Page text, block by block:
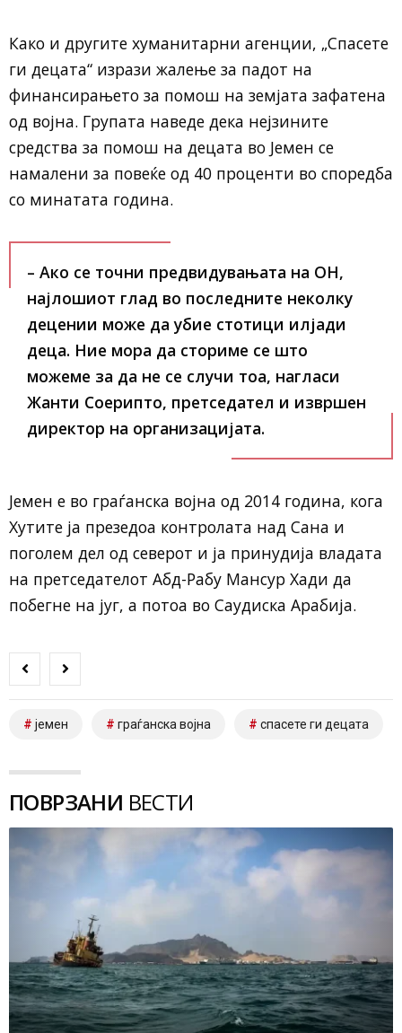
Како и другите хуманитарни агенции, „Спасете
ги децата“ изрази жалење за падот на
финансирањето за помош на земјата зафатена
од војна. Групата наведе дека нејзините
средства за помош на децата во Јемен се
намалени за повеќе од 40 проценти во споредба
со минатата година.
– Ако се точни предвидувањата на ОН,
најлошиот глад во последните неколку
децении може да убие стотици илјади
деца. Ние мора да сториме се што
можеме за да не се случи тоа, нагласи
Жанти Соерипто, претседател и извршен
директор на организацијата.
Јемен е во граѓанска војна од 2014 година, кога
Хутите ја презедоа контролата над Сана и
поголем дел од северот и ја принудија владата
на претседателот Абд-Рабу Мансур Хади да
побегне на југ, а потоа во Саудиска Арабија.
јемен граѓанска војна спасете ги децата
ПОВРЗАНИ ВЕСТИ